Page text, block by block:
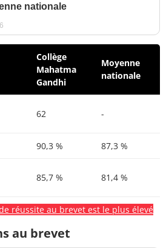
nationale
Collège
Mahatma
Gandhi
Moyenne
nationale
62 -
90,3 % 87,3 %
85,7 % 81,4 %
réussite au brevet est le plus élevé
au brevet